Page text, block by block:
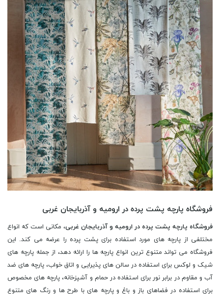
فروشگاه پارچه پشت پرده در ارومیه و آذربایجان غربی
فروشگاه پارچه پشت پرده در ارومیه و آذربایجان غربی، مکانی است که انواع
مختلفی از پارچه های مورد استفاده برای پشت پرده را عرضه می کند. این
فروشگاه می تواند متنوع ترین انواع پارچه ها را ارائه دهد، از جمله پارچه های
شیک و لوکس برای استفاده در سالن های پذیرایی و اتاق خواب، پارچه های ضد
آب و مقاوم در برابر نور برای استفاده در حمام و آشپزخانه، پارچه های مخصوص
برای استفاده در فضاهای باز و باغ و پارچه های با طرح ها و رنگ های متنوع